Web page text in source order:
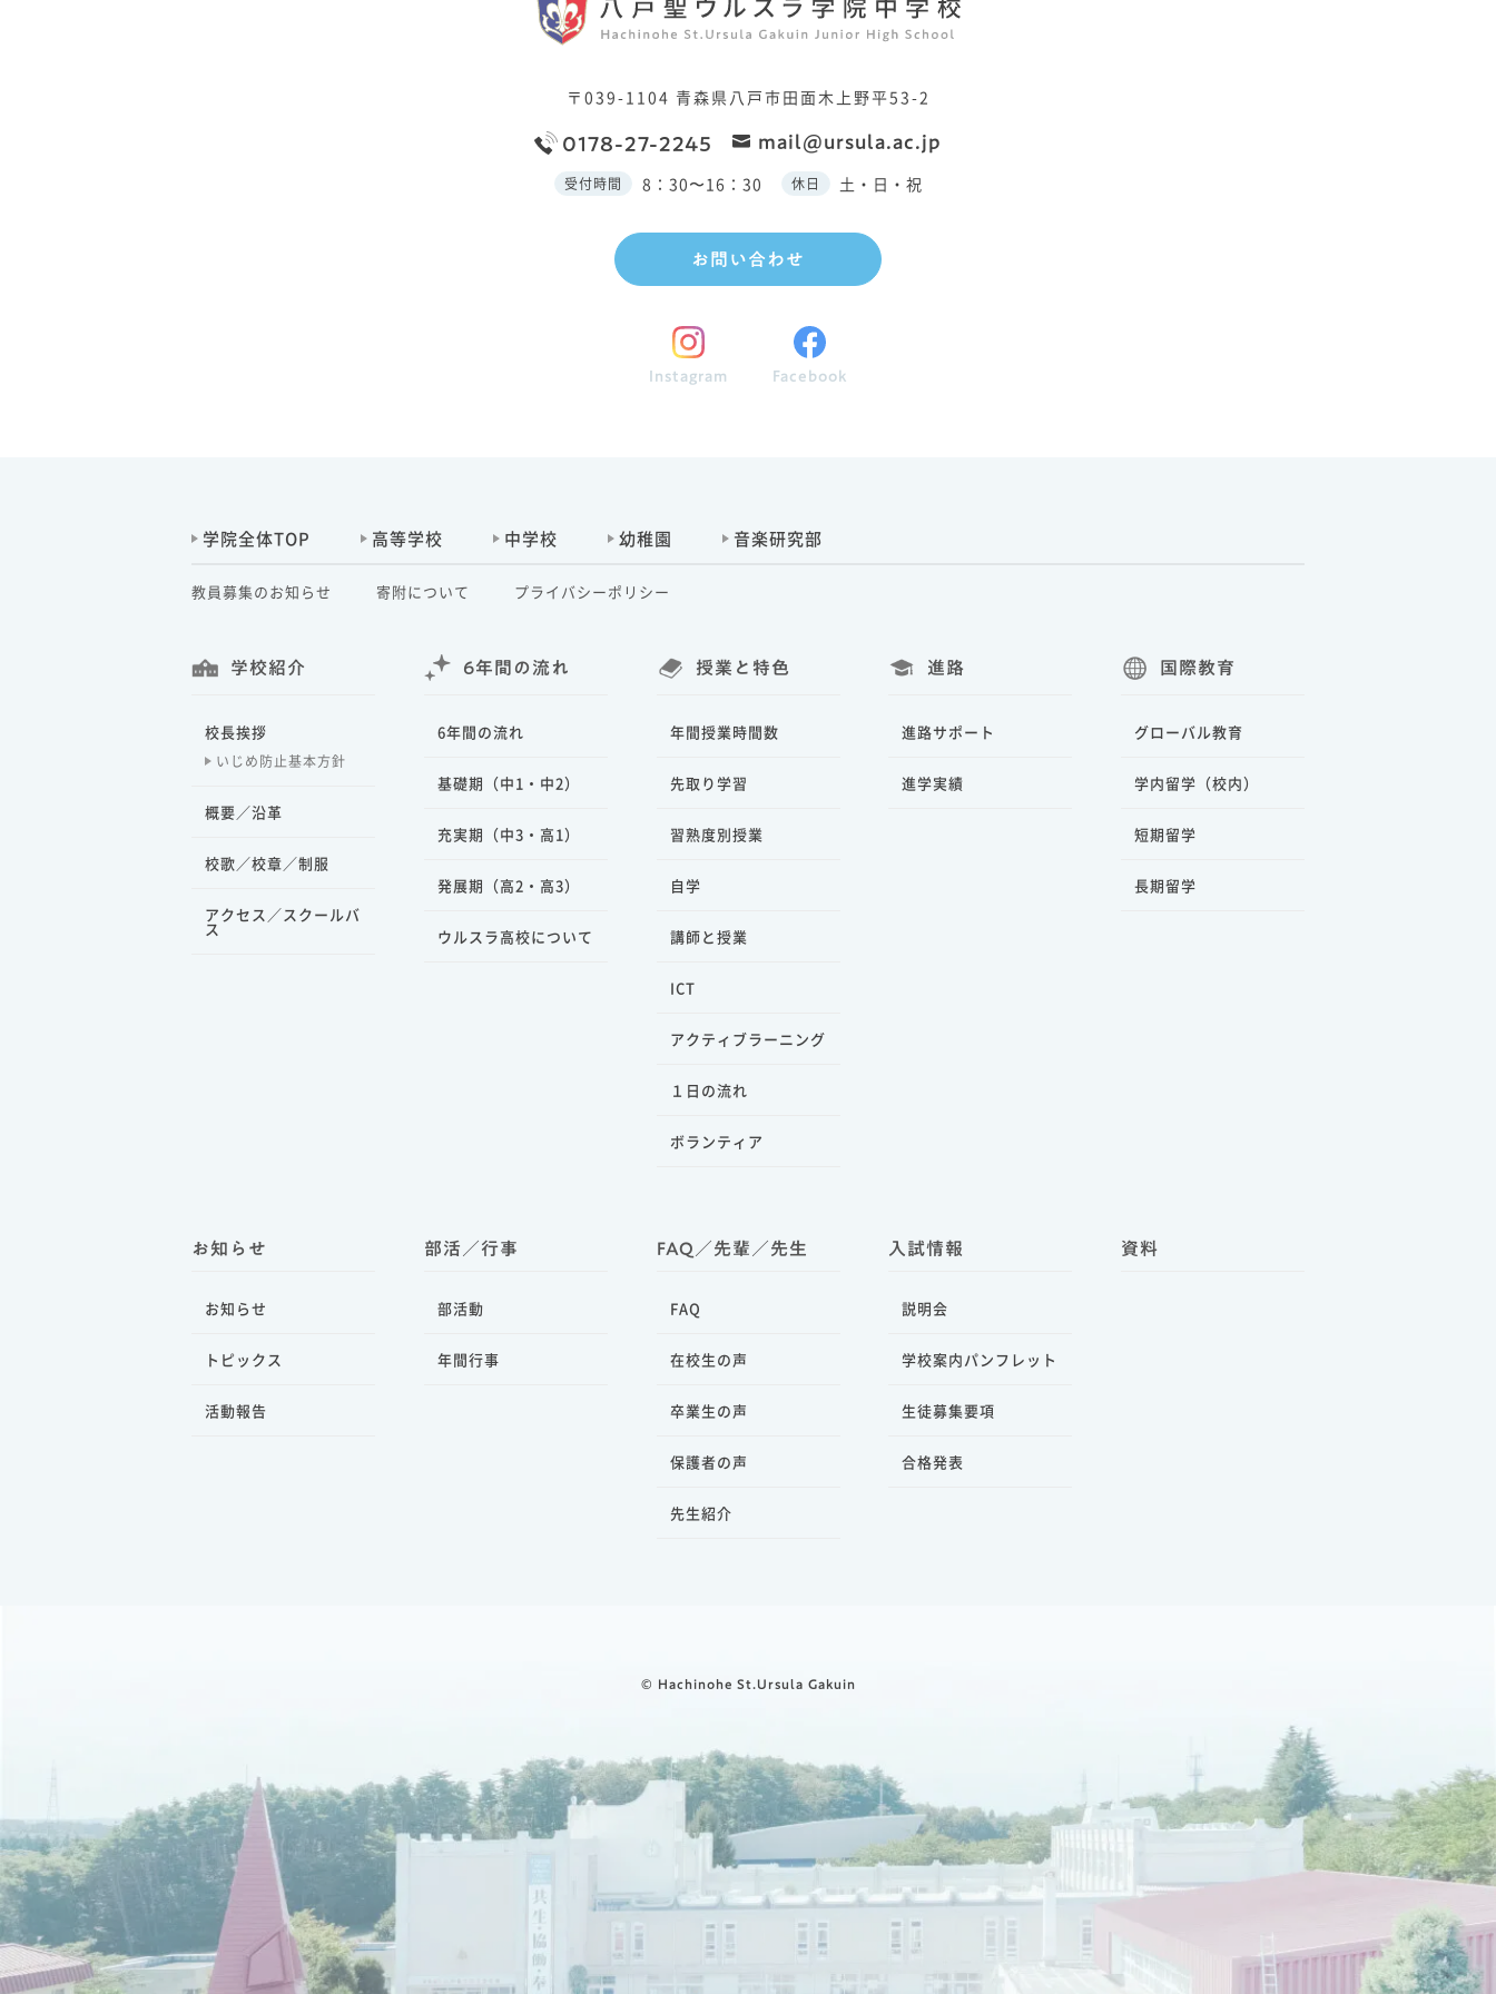
学院全体TOP 高等学校 中学校 幼稚園 音楽研究部
教員募集のお知らせ 寄附について プライバシーポリシー
学校紹介
校長挨拶
いじめ防止基本方針
概要／沿革
校歌／校章／制服
アクセス／スクールバ
ス
6年間の流れ
6年間の流れ
基礎期（中1・中2）
充実期（中3・高1）
発展期（高2・高3）
ウルスラ高校について
授業と特色
年間授業時間数
先取り学習
習熟度別授業
自学
講師と授業
ICT
アクティブラーニング
１日の流れ
ボランティア
進路
進路サポート
進学実績
国際教育
グローバル教育
学内留学（校内）
短期留学
長期留学
お知らせ
お知らせ
トピックス
活動報告
部活／行事
部活動
年間行事
FAQ／先輩／先生
FAQ
在校生の声
卒業生の声
保護者の声
先生紹介
入試情報
説明会
学校案内パンフレット
生徒募集要項
合格発表
資料
〒039-1104 青森県八戸市田面木上野平53-2
0178-27-2245 mail@ursula.ac.jp
受付時間 8：30〜16：30 休日 土・日・祝
お問い合わせ
Instagram Facebook
© Hachinohe St.Ursula Gakuin